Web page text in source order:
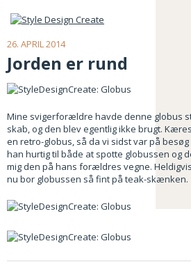
26. APRIL 2014
Jorden er rund
Mine svigerforældre havde denne globus
skab, og den blev egentlig ikke brugt.
en retro-globus, så da vi sidst var på
han hurtig til både at spotte globussen
mig den på hans forældres vegne.
nu bor globussen så fint på teak-skænken.